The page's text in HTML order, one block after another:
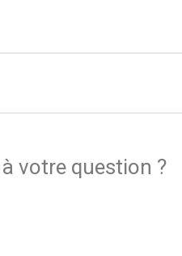
votre question ?